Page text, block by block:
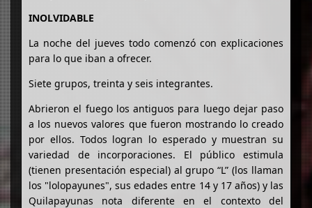
INOLVIDABLE
La noche del jueves todo comenzó con explicaciones
para lo que iban a ofrecer.
Siete grupos, treinta y seis integrantes.
Abrieron el fuego los antiguos para luego dejar paso
a los nuevos valores que fueron mostrando lo creado
por ellos. Todos logran lo esperado y muestran su
variedad de incorporaciones. El público estimula
(tienen presentación especial) al grupo “L” (los llaman
los "lolopayunes", sus edades entre 14 y 17 años) y las
Quilapayunas nota diferente en el contexto del